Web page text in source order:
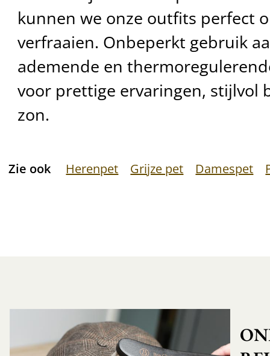
kunnen we onze outfits perfect
verfraaien. Onbeperkt gebruik
ademende en
voor prettige ervaringen, stijlvol
zon.
Zie ook Herenpet Grijze pet Damespet